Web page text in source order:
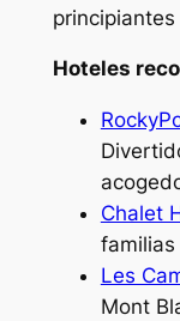
Hoteles
Chalet
familias
Les
Mont